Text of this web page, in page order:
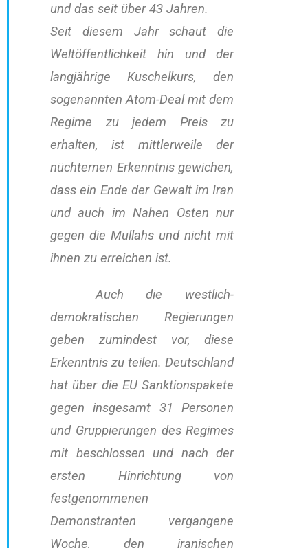
und das seit über 43 Jahren.
Seit diesem Jahr schaut die
Weltöffentlichkeit hin und der
langjährige Kuschelkurs, den
sogenannten Atom-Deal mit dem
Regime zu jedem Preis zu
erhalten, ist mittlerweile der
nüchternen Erkenntnis gewichen,
dass ein Ende der Gewalt im Iran
und auch im Nahen Osten nur
gegen die Mullahs und nicht mit
ihnen zu erreichen ist.
Auch die westlich-
demokratischen Regierungen
geben zumindest vor, diese
Erkenntnis zu teilen. Deutschland
hat über die EU Sanktionspakete
gegen insgesamt 31 Personen
und Gruppierungen des Regimes
mit beschlossen und nach der
ersten Hinrichtung von
festgenommenen
Demonstranten vergangene
Woche, den iranischen